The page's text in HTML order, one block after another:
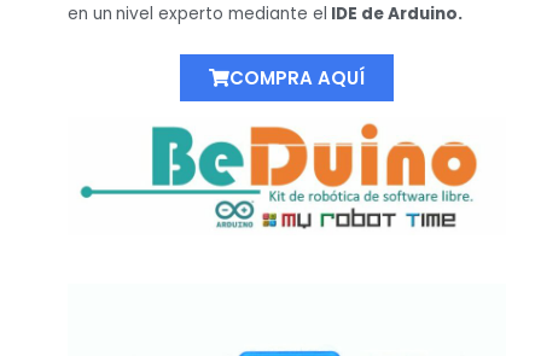
en un nivel experto mediante el IDE de Arduino.
COMPRA AQUÍ